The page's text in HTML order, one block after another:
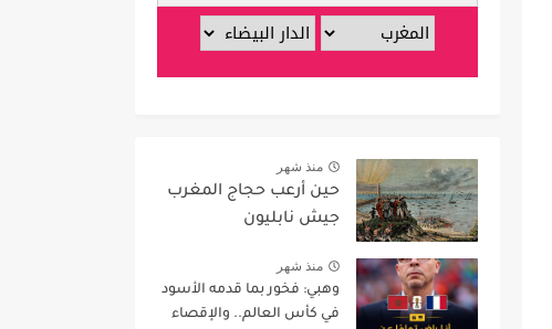
منذ شهر
حين أرعب حجاج المغرب
جيش نابليون
منذ شهر
وهبي: فخور بما قدمه الأسود
في كأس العالم.. والإقصاء